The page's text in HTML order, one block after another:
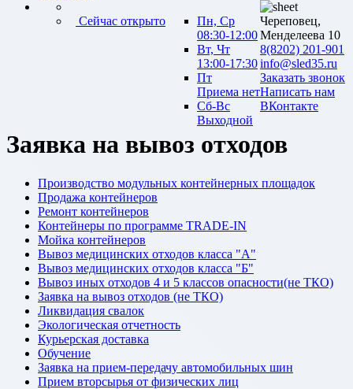
Сейчас открыто
Пн, Ср
08:30-12:00
Вт, Чт
13:00-17:30
Пт
Приема нет
Сб-Вс
Выходной
Череповец,
Менделеева 10
8(8202) 201-901
info@sled35.ru
Заказать звонок
Написать нам
ВКонтакте
Заявка на вывоз отходов
Производство модульных контейнерных площадок
Продажа контейнеров
Ремонт контейнеров
Контейнеры по программе TRADE-IN
Мойка контейнеров
Вывоз медицинских отходов класса "А"
Вывоз медицинских отходов класса "Б"
Вывоз иных отходов 4 и 5 классов опасности(не ТКО)
Заявка на вывоз отходов (не ТКО)
Ликвидация свалок
Экологическая отчетность
Курьерская доставка
Обучение
Заявка на прием-передачу автомобильных шин
Прием вторсырья от физических лиц